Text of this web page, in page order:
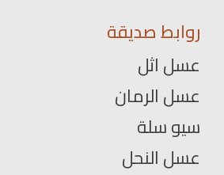
روابط صديقة
عسل اثل
عسل الرمان
سيو سلة
عسل النحل